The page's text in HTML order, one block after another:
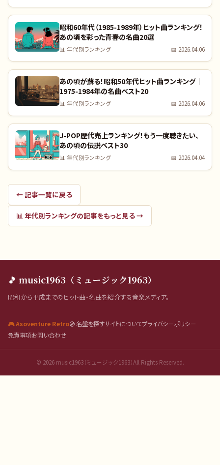
昭和60年代（1985-1989年）ヒット曲ランキング！
あの頃を彩った青春の名曲20選
📊 年代別ランキング 📅 2026.04.06
あの頃が蘇る！昭和50年代ヒット曲ランキング｜
1975-1984年の名曲ベスト20
📊 年代別ランキング 📅 2026.04.06
J-POP歴代売上ランキング！もう一度聴きたい、
あの頃の伝説ベスト30
📊 年代別ランキング 📅 2026.04.04
← 記事一覧に戻る
📊 年代別ランキングの記事をもっと見る →
🎵 music1963（ミュージック1963）
昭和から平成までのヒット曲・名曲を紹介する音楽メディア。
🎮 Asoventure Retro💿 名盤を探すサイトについてプライバシーポリシー
免責事項お問い合わせ
© 2026music1963（ミュージック1963）All Rights Reserved.